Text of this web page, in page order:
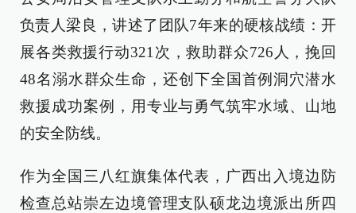
负责人梁良，讲述了团队7年来的硬核战绩：开
展各类救援行动321次，救助群众726人，挽回
48名溺水群众生命，还创下全国首例洞穴潜水
救援成功案例，用专业与勇气筑牢水域、山地
的安全防线。
作为全国三八红旗集体代表，广西出入境边防
检查总站崇左边境管理支队硕龙边境派出所四